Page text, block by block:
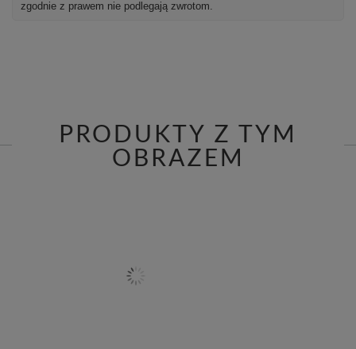
zgodnie z prawem nie podlegają zwrotom.
PRODUKTY Z TYM
OBRAZEM